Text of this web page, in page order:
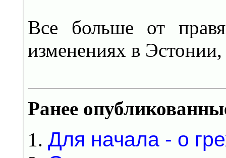
Все больше от
изменениях в
Ранее
Для начала - о